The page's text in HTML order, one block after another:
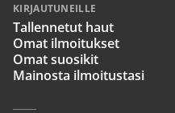
KIRJAUTUNEILLE
Tallennetut haut
Omat ilmoitukset
Omat suosikit
Mainosta ilmoitustasi